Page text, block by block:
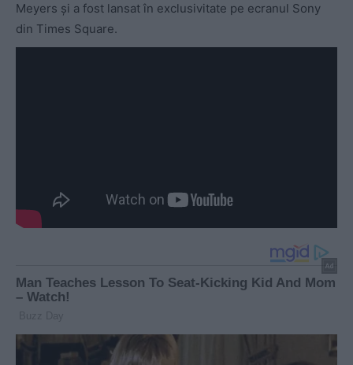
Meyers şi a fost lansat în exclusivitate pe ecranul Sony
din Times Square.